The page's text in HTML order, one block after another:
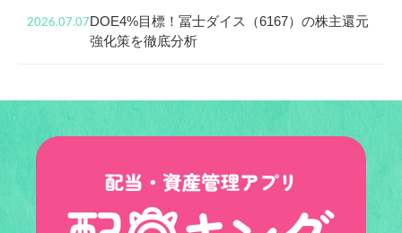
2026.07.07DOE4%目標！冨士ダイス（6167）の株主還元
強化策を徹底分析